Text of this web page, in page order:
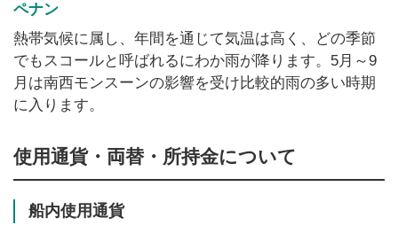
ペナン
熱帯気候に属し、年間を通じて気温は高く、どの季節
でもスコールと呼ばれるにわか雨が降ります。5月～9
月は南西モンスーンの影響を受け比較的雨の多い時期
に入ります。
使用通貨・両替・所持金について
船内使用通貨